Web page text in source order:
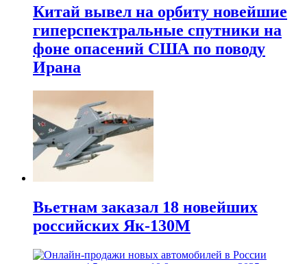
Китай вывел на орбиту новейшие
гиперспектральные спутники на
фоне опасений США по поводу
Ирана
Вьетнам заказал 18 новейших
российских Як-130М